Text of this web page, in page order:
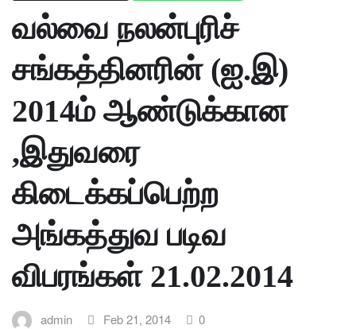
வல்வை நலன்புரிச்
சங்கத்தினரின் (ஐ.இ)
2014ம் ஆண்டுக்கான
,இதுவரை
கிடைக்கப்பெற்ற
அங்கத்துவ படிவ
விபரங்கள் 21.02.2014
admin Feb 21, 2014 0